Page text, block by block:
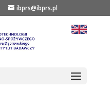
ibprs@ibprs.pl